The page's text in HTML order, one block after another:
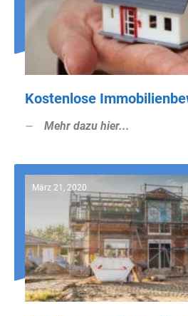
Kostenlose
Mehr dazu hier...
März 21, 2020